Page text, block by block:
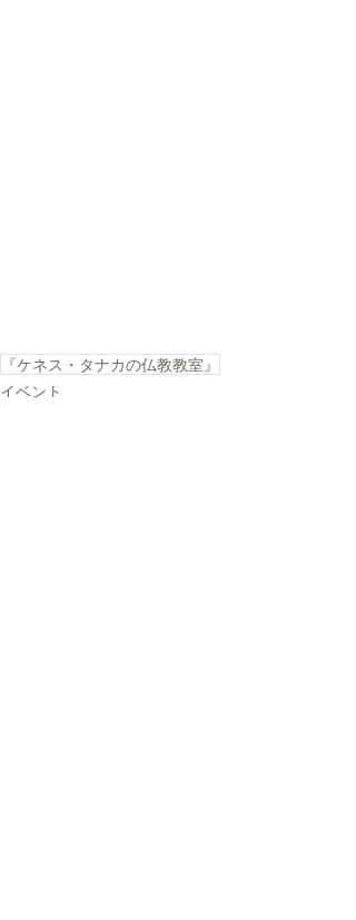
『ケネス・タナカの仏教教室』
イベント